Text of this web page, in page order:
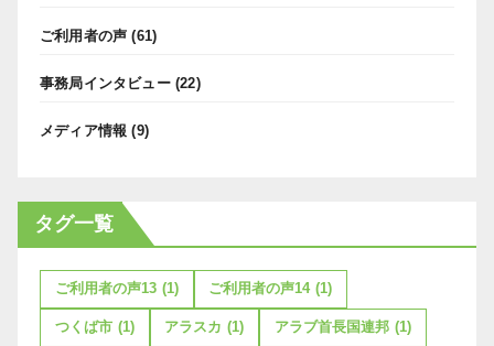
ご利用者の声 (61)
事務局インタビュー(22)
メディア情報 (9)
タグ一覧
ご利用者の声13 (1) ご利用者の声14 (1)
つくば市 (1) アラスカ (1) アラブ首長国連邦 (1)